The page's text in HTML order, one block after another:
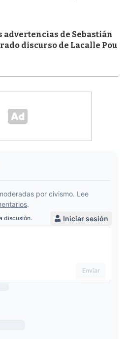
advertencias de Sebastián
discurso de Lacalle Pou